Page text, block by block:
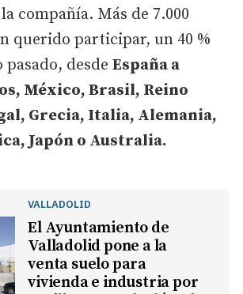
compañía. Más de 7.000
querido participar, un 40 %
pasado, desde España a
México, Brasil, Reino
Grecia, Italia, Alemania,
Japón o Australia.
VALLADOLID
El Ayuntamiento de
Valladolid pone a la
venta suelo para
vivienda e industria por